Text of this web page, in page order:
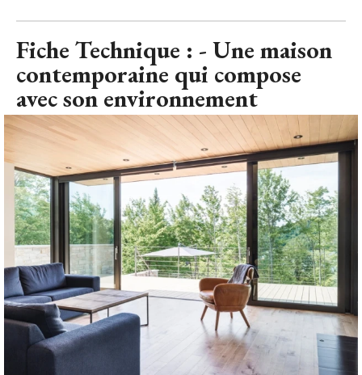
Fiche Technique : - Une maison
contemporaine qui compose
avec son environnement